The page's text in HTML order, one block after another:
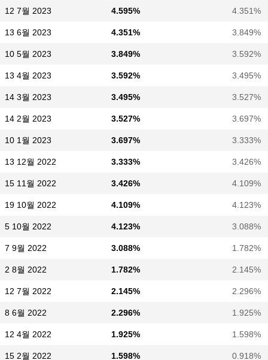
12 7월 2023 4.595% 4.351%
13 6월 2023 4.351% 3.849%
10 5월 2023 3.849% 3.592%
13 4월 2023 3.592% 3.495%
14 3월 2023 3.495% 3.527%
14 2월 2023 3.527% 3.697%
10 1월 2023 3.697% 3.333%
13 12월 2022 3.333% 3.426%
15 11월 2022 3.426% 4.109%
19 10월 2022 4.109% 4.123%
5 10월 2022 4.123% 3.088%
7 9월 2022 3.088% 1.782%
2 8월 2022 1.782% 2.145%
12 7월 2022 2.145% 2.296%
8 6월 2022 2.296% 1.925%
12 4월 2022 1.925% 1.598%
15 2월 2022 1.598% 0.918%